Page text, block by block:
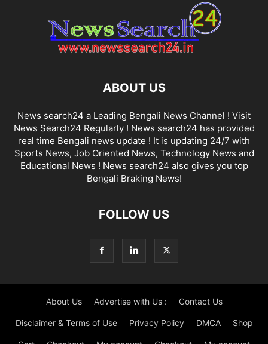
ABOUT US
News search24 a Leading Bengali News Channel ! Visit
News Search24 Regularly ! News search24 has provided
real time Bengali news update ! It is updating 24/7 with
Sports News, Job Oriented News, Technology News and
Educational News ! News search24 also gives you top
Bengali Braking News!
FOLLOW US
About Us Advertise with Us : Contact Us
Disclaimer & Terms of Use Privacy Policy DMCA Shop